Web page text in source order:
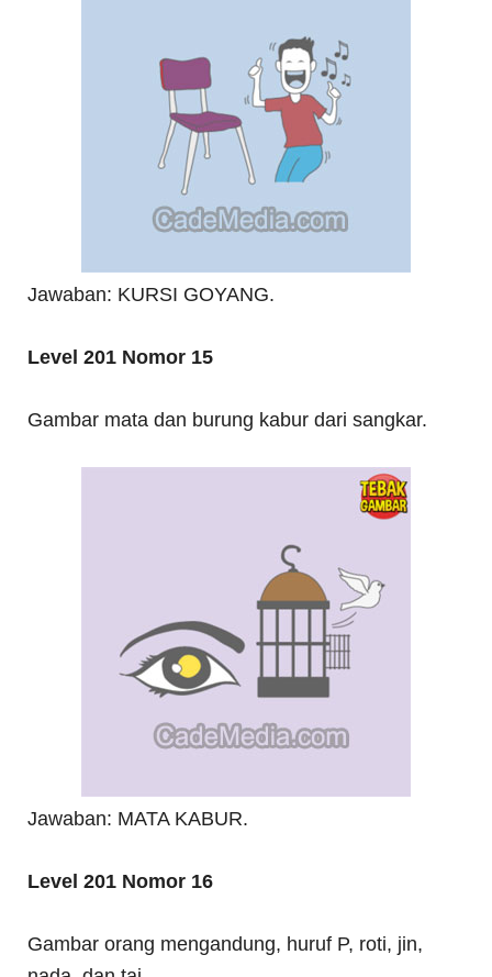
Jawaban: KURSI GOYANG.
Level 201 Nomor 15
Gambar mata dan burung kabur dari sangkar.
Jawaban: MATA KABUR.
Level 201 Nomor 16
Gambar orang mengandung, huruf P, roti, jin,